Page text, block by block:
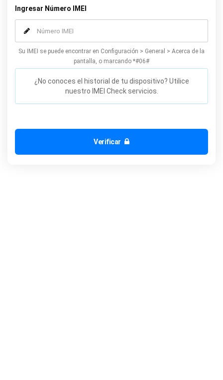
Ingresar Número IMEI
Su IMEI se puede encontrar en Configuración > General > Acerca de la
pantalla, o marcando *#06#
¿No conoces el historial de tu dispositivo? Utilice
nuestro IMEI Check servicios.
Verificar